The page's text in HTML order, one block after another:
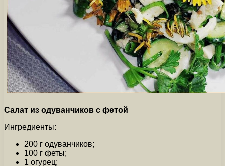
Салат из одуванчиков с фетой
Ингредиенты:
200 г одуванчиков;
100 г феты;
1 огурец;